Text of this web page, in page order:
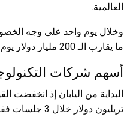
العالمية.
وخلال يوم واحد على وجه
ما يقارب الـ 200 مليار دولار يوم الاثنين الماضي.
أسهم شركات
تريليون دولار